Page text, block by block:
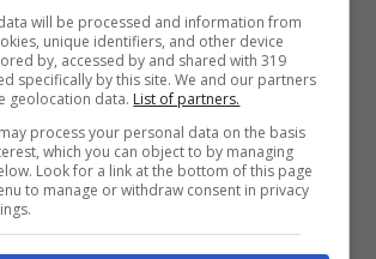
Wars ha concluso:
will be processed and information from
unique identifiers, and other device
by, accessed by and shared with 319
specifically by this site. We and our partners
geolocation data. List of partners.
process your personal data on the basis
which you can object to by managing
Look for a link at the bottom of this page
to manage or withdraw consent in privacy